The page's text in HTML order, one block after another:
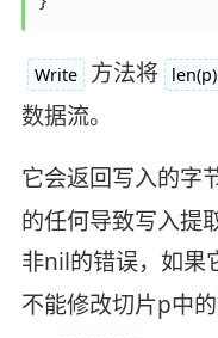
Write 方法将 len(p)
数据流。
它会返回写入的字
的任何导致写入提
非nil的错误，如果
不能修改切片p中